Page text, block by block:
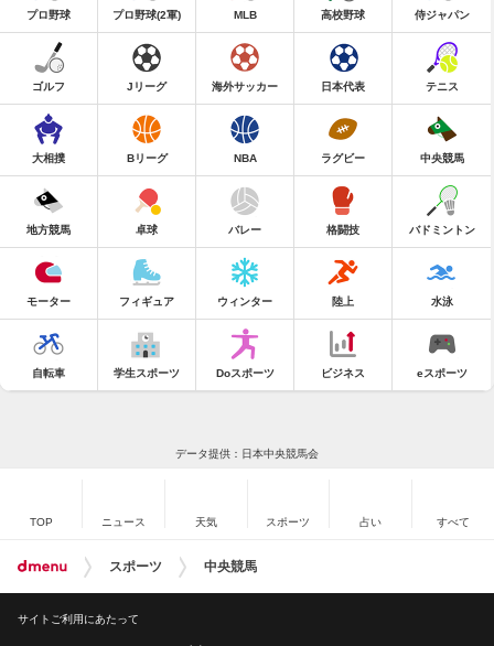
プロ野球 プロ野球(2軍) MLB 高校野球 侍ジャパン
ゴルフ Jリーグ 海外サッカー 日本代表 テニス
大相撲 Bリーグ NBA ラグビー 中央競馬
地方競馬 卓球 バレー 格闘技 バドミントン
モーター フィギュア ウィンター 陸上 水泳
自転車 学生スポーツ Doスポーツ ビジネス eスポーツ
データ提供：日本中央競馬会
TOP ニュース 天気 スポーツ 占い すべて
スポーツ 中央競馬
サイトご利用にあたって